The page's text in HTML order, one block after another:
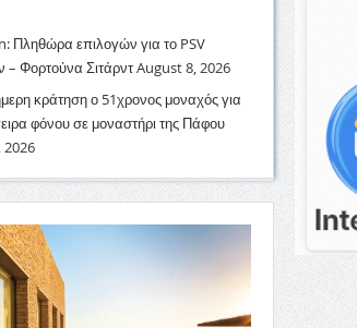
Πληθώρα επιλογών για το PSV
– Φορτούνα ΣιτάρντAugust 8, 2026
κράτηση ο 51χρονος μοναχός για
φόνου σε μοναστήρι της Πάφου